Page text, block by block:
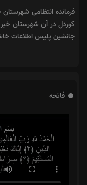
فرمانده انتظامی
کوردل در آن شهرستان
جانشین پلیس اطلاعات
فاتحه